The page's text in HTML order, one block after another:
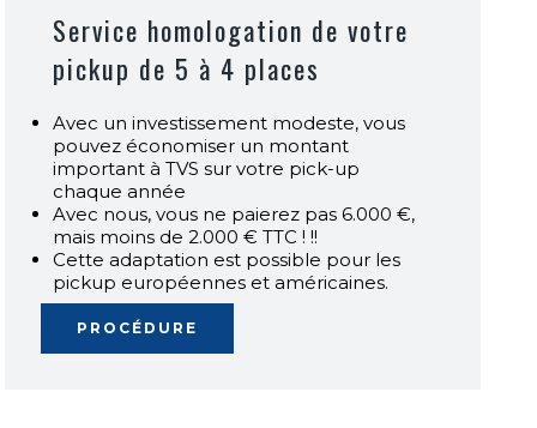
Service homologation de votre
pickup de 5 à 4 places
Avec un investissement modeste, vous
pouvez économiser un montant
important à TVS sur votre pick-up
chaque année
Avec nous, vous ne paierez pas 6.000 €,
mais moins de 2.000 € TTC ! !!
Cette adaptation est possible pour les
pickup européennes et américaines.
PROCÉDURE